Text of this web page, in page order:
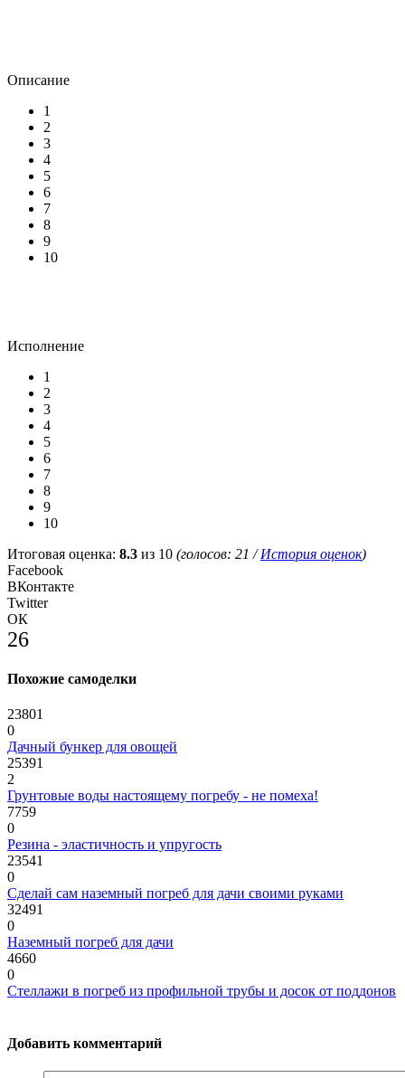
Описание
1
2
3
4
5
6
7
8
9
10
Исполнение
1
2
3
4
5
6
7
8
9
10
Итоговая оценка: 8.3 из 10 (голосов: 21 /История оценок)
Facebook
ВКонтакте
Twitter
ОК
26
Похожие самоделки
23801
0
Дачный бункер для овощей
25391
2
Грунтовые воды настоящему погребу - не помеха!
7759
0
Резина - эластичность и упругость
23541
0
Сделай сам наземный погреб для дачи своими руками
32491
0
Наземный погреб для дачи
4660
0
Стеллажи в погреб из профильной трубы и досок от поддонов
Добавить комментарий